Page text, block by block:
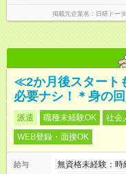
掲載元企業名 日研トー
≪2か月後スタート
必要ナシ！＊身の
派遣 職種未経験OK 社会
WEB登録・面接OK
給与
無資格未経験：